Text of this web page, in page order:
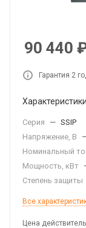
90 440
Гарантия 2
Характеристики
Серия — SSIP
Напряжение, В
Номинальный
Мощность, кВт
Степень защиты
Все
Цена